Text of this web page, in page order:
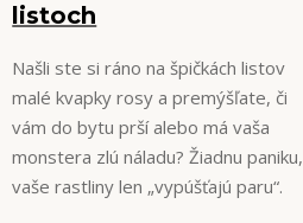
listoch
Našli ste si ráno na špičkách listov
malé kvapky rosy a premýšľate, či
vám do bytu prší alebo má vaša
monstera zlú náladu? Žiadnu paniku,
vaše rastliny len „vypúšťajú paru“.